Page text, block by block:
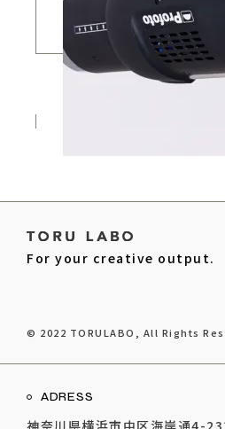
¥550
お買い物カゴに追加
For your creative output.
© 2022 TORULABO , All Rights
ADRESS
神奈川県横浜市中区海岸通4-